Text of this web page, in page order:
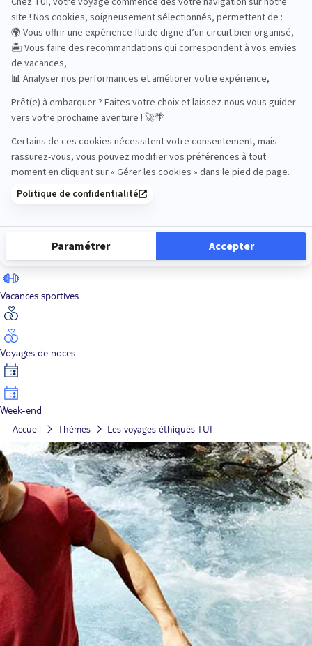
Road Trips
Safari
Sénior
Vacances sportives
Voyages de noces
Week-end
Accueil Thèmes Les voyages éthiques TUI